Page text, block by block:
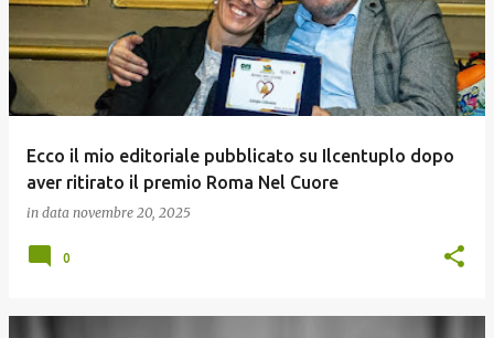
Ecco il mio editoriale pubblicato su Ilcentuplo dopo
aver ritirato il premio Roma Nel Cuore
in data novembre 20, 2025
0